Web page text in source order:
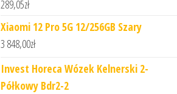
289,05zł
Xiaomi 12 Pro 5G 12/256GB Szary
3 848,00zł
Invest Horeca Wózek Kelnerski 2-
Półkowy Bdr2-2